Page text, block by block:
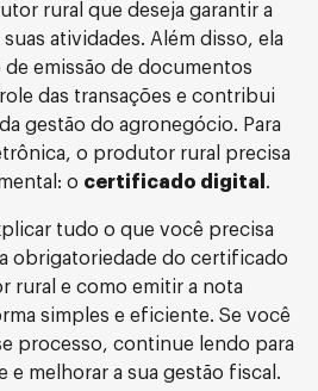
rural que deseja garantir a
atividades. Além disso, ela
emissão de documentos
das transações e contribui
gestão do agronegócio. Para
o produtor rural precisa
o certificado digital .
tudo o que você precisa
obrigatoriedade do certificado
rural e como emitir a nota
simples e eficiente. Se você
processo, continue lendo para
e melhorar a sua gestão fiscal.